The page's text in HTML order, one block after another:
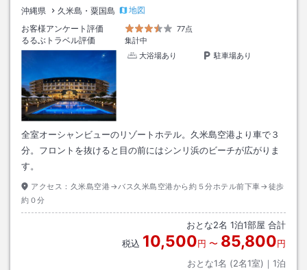
沖縄県 久米島・粟国島
地図
お客様アンケート評価
77点
るるぶトラベル評価
集計中
大浴場あり
駐車場あり
全室オーシャンビューのリゾートホテル。久米島空港より車で３
分。フロントを抜けると目の前にはシンリ浜のビーチが広がりま
す。
アクセス： 久米島空港→バス久米島空港から約５分ホテル前下車→徒歩
約０分
おとな2名 1泊1部屋 合計
税込 10,500円 〜 85,800円
おとな1名 (2名1室)｜ 1泊